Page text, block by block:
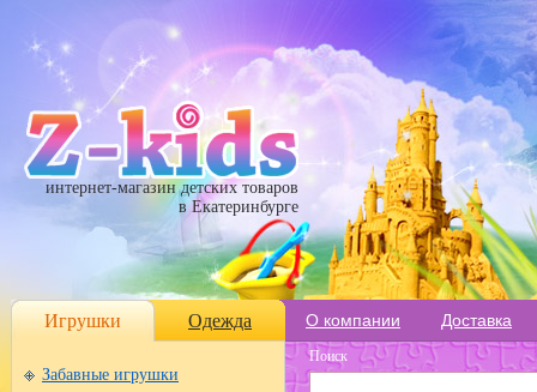
интернет-магазин детских товаров
в Екатеринбурге
Игрушки Одежда О компании Доставка
Забавные игрушки
Поиск